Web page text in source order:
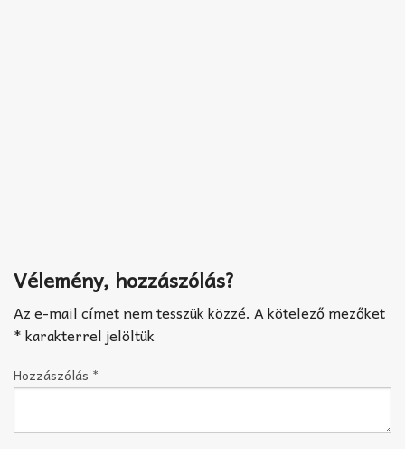
Vélemény, hozzászólás?
Az e-mail címet nem tesszük közzé. A kötelező mezőket
*karakterrel jelöltük
Hozzászólás *